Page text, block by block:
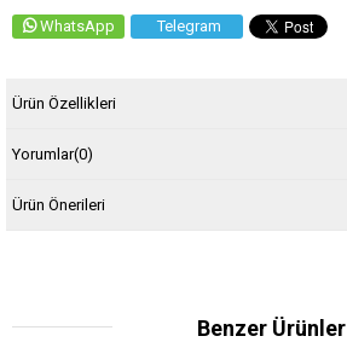
WhatsApp Telegram
Ürün Özellikleri
Yorumlar(0)
Ürün Önerileri
Benzer Ürünler